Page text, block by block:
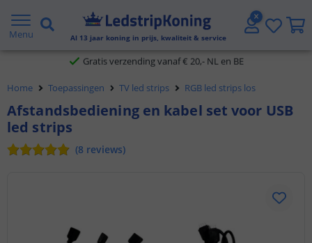
Menu Al 13 jaar koning in prijs, kwaliteit & service
5 jaar garantie
Gratis verzending vanaf € 20,- NL en BE
Voor 23:45 uur besteld,morgen in huis
Home Toepassingen TV led strips RGB led strips los
Afstandsbediening en kabel set voor USB
led strips
(8 reviews)